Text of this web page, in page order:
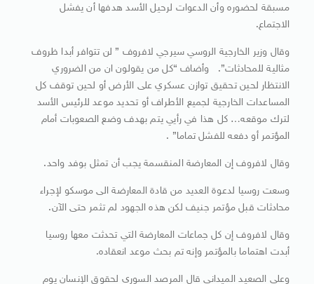
مسبقة لحضوره وأن الدعوات لرحيل الأسد هدفها أن يفشل
الاجتماع.
وقال وزير الخارجية الروسي سيرجي لافروف ” لن تتوافر أبدا ظروف
مثالية للمحادثات”. وأضاف “كل من يقولون ان من الضروري
الانتظار لحين تحقيق توازن عسكري على الأرض أو لحين توقف كل
المساعدات الخارجية لجميع الأطراف أو تحديد موعد للرئيس الأسد
لترك موقعه… كل هذا في رأيي يتم بهدف وضع الصعوبات أمام
المؤتمر أو دفعه للفشل تماما” .
وقال لافروف إن المعارضة المنقسمة يجب أن تمثل بوفد واحد.
وسعت روسيا لدعوة العديد من قادة المعارضة الى موسكو لإجراء
محادثات قبل مؤتمر جنيف لكن هذه الجهود لم تثمر حتى الآن.
وقال لافروف إن كل جماعات المعارضة التي تحدثت معها روسيا
أبدت اهتماما بالمؤتمر وإنه تم بحث موعد انعقاده.
وعلى الصعيد الميداني قال المرصد السوري لحقوق الإنسان يوم